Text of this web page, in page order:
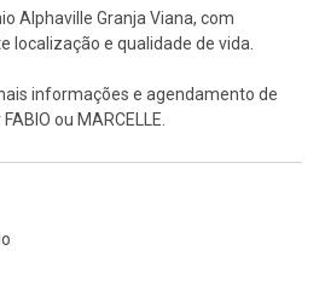
Alphaville Granja Viana, com
localização e qualidade de vida.
informações e agendamento de
ou MARCELLE.